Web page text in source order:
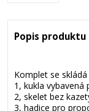
Popis produktu
Komplet se skládá
1, kukla vybavená
2, skelet bez
3, hadice pro